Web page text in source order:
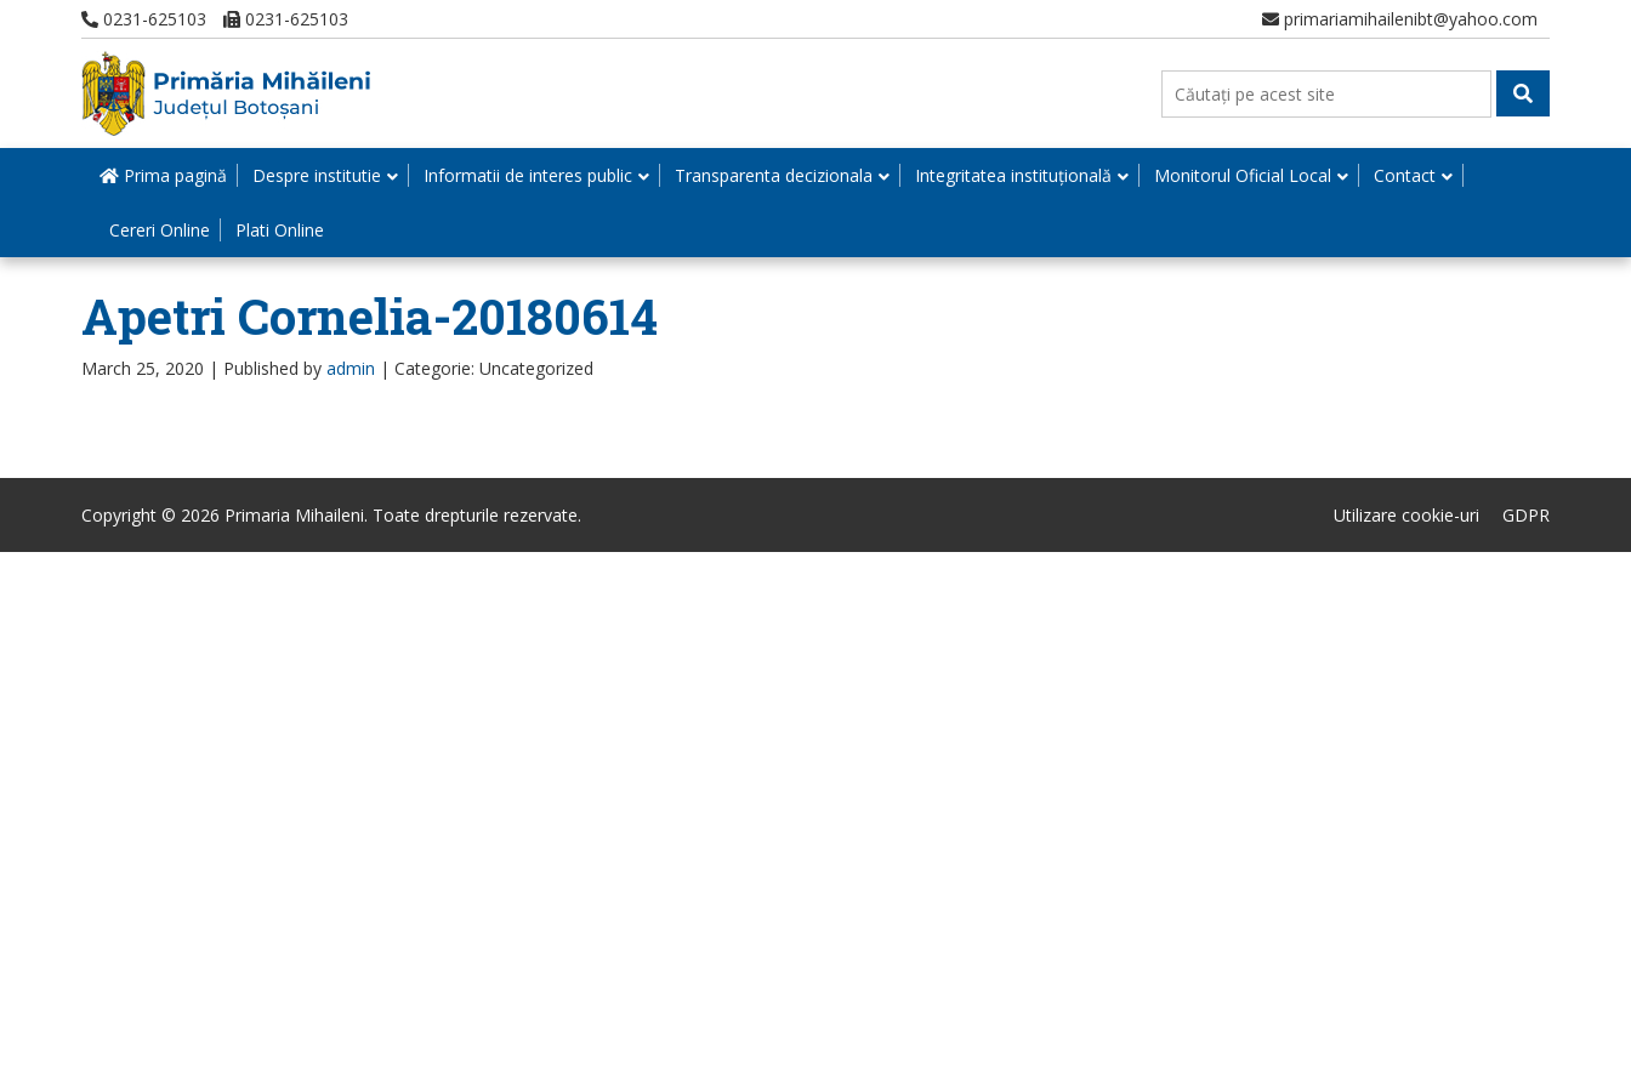
0231-625103 0231-625103 primariamihailenibt@yahoo.com
Prima pagină Despre institutie Informatii de interes public Transparenta decizionala Integritatea instituțională Monitorul Oficial Local Contact
Cereri Online Plati Online
Apetri Cornelia-20180614
March 25, 2020 | Published by admin | Categorie: Uncategorized
Copyright © 2026 Primaria Mihaileni. Toate drepturile rezervate. Utilizare cookie-uri GDPR